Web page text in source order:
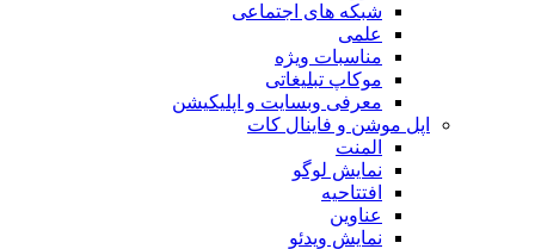
شبکه های اجتماعی
علمی
مناسبات ویژه
موکاپ تبلیغاتی
معرفی وبسایت و اپلیکیشن
اپل موشن و فاینال کات
المنت
نمایش لوگو
افتتاحیه
عناوین
نمایش ویدئو